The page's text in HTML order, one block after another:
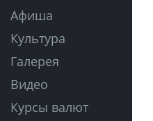
Афиша
Культура
Галерея
Видео
Курсы валют